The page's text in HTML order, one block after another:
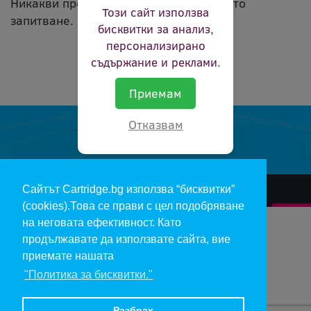
Сайтът Cartridge.bg използва “бисквитки”
(cookies).Това се прави с цел подобряване
на неговата ефективност. Като
продължавате да използвате сайта, вие
приемате нашата
"Политика за бисквитки."
запитване.
Този сайт използва
бисквитки за анализ,
персонализирано
съдържание и реклами.
Приемам
Отказвам
За нас Гаранции и рекламации Контакт Доставка
Отказ и връщане на продукти Общи условия за ползване
Изкупуване на празни касети
Цените в евро са изчислени по фиксирания курс 1 € = 1.95583 лв.